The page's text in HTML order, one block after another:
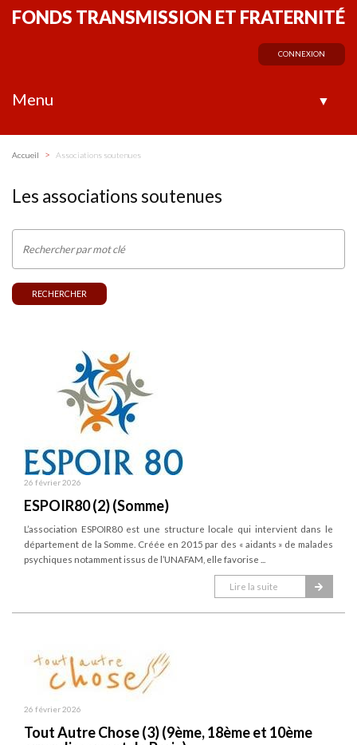
FONDS TRANSMISSION ET FRATERNITÉ
CONNEXION
Menu ▼
Accueil > Associations soutenues
Les associations soutenues
26 février 2026
ESPOIR80 (2) (Somme)
L’association ESPOIR80 est une structure locale qui intervient dans le
département de la Somme. Créée en 2015 par des « aidants » de malades
psychiques notamment issus de l’UNAFAM, elle favorise ...
Lire la suite
26 février 2026
Tout Autre Chose (3) (9ème, 18ème et 10ème